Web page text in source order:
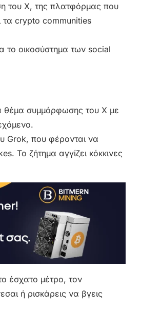
του X, της πλατφόρμας που
τα crypto communities
το οικοσύστημα των social
θέμα συμμόρφωσης του X με
Grok, που φέρονται να
Το ζήτημα αγγίζει κόκκινες
έσχατο μέτρο, τον
ή ρισκάρεις να βγεις